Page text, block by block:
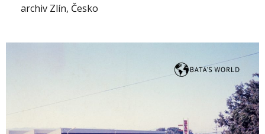
archiv Zlín, Česko